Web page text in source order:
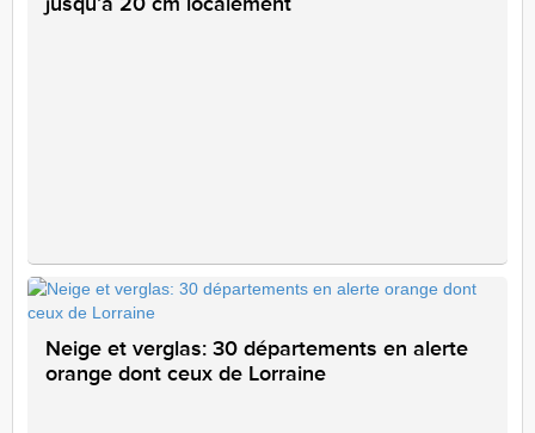
Neige et verglas: 30 départements en alerte
orange dont ceux de Lorraine